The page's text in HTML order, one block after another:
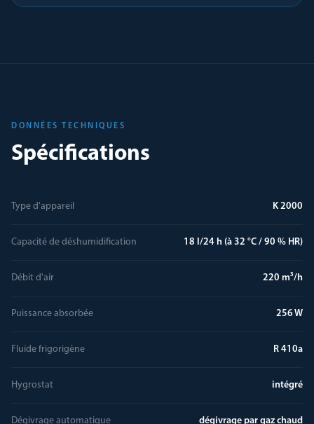
DONNÉES TECHNIQUES
Spécifications
Type d'appareil K 2000
Capacité de déshumidification 18 l/24 h (à 32 °C / 90 % HR)
Débit d'air 220 m³/h
Puissance absorbée 256 W
Fluide frigorigène R 410a
Hygrostat intégré
Dégivrage automatique dégivrage par gaz chaud